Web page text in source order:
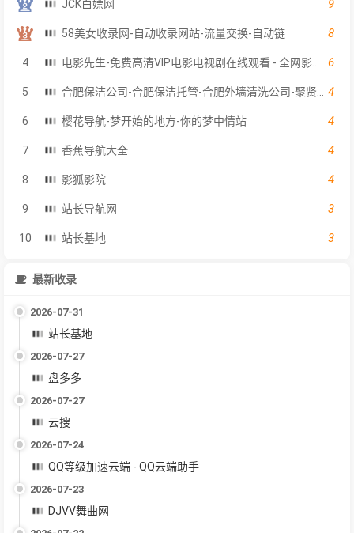
JCK白嫖网 9
58美女收录网-自动收录网站-流量交换-自动链 8
4 6
5 4
6 樱花导航-梦开始的地方-你的梦中情站 4
7 香蕉导航大全 4
8 影狐影院 4
9 站长导航网 3
10 站长基地 3
最新收录
2026-07-31
站长基地
2026-07-27
盘多多
2026-07-27
云搜
2026-07-24
QQ等级加速云端 - QQ云端助手
2026-07-23
DJVV舞曲网